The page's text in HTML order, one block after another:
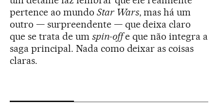
pertence ao mundo Star Wars, mas há um
outro — surpreendente — que deixa claro
que se trata de um spin-offe que não integra a
saga principal. Nada como deixar as coisas
claras.